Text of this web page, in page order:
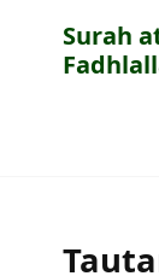
Surah